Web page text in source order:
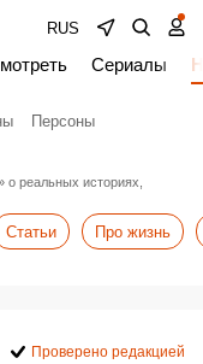
RUS
Сериалы
Персоны
о реальных историях,
Статьи Про жизнь
Проверено редакцией